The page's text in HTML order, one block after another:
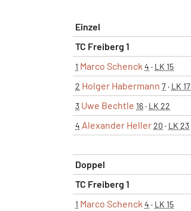
Einzel
TC Freiberg 1
1 Marco Schenck 4 · LK 15
2 Holger Habermann 7· LK 17
3 Uwe Bechtle 16· LK 22
4 Alexander Heller20 · LK 23
Doppel
TC Freiberg 1
1 Marco Schenck 4 · LK 15